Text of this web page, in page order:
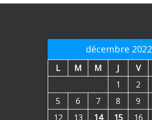
décembre 2022
L M M J V
1
2
5
6 7 8 9
12
13 14 15 16